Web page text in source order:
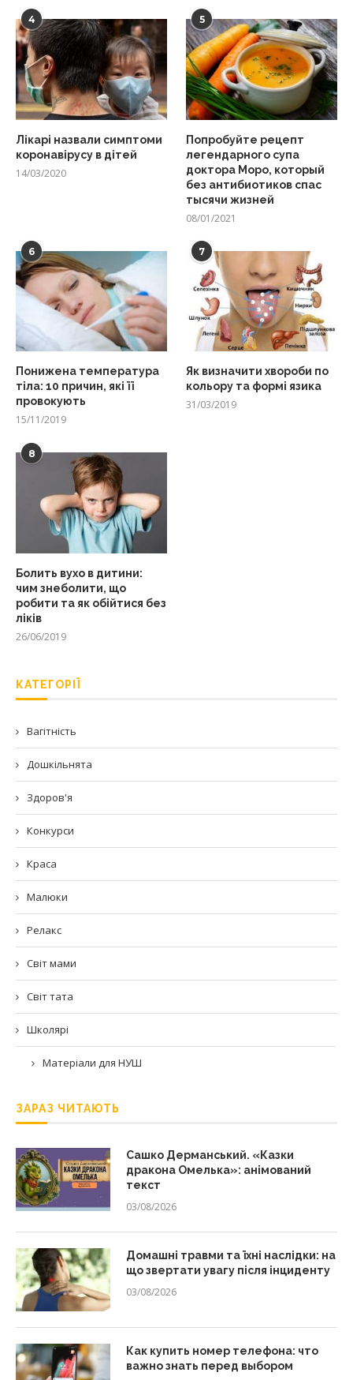
4
Лікарі назвали симптоми
коронавірусу в дітей
14/03/2020
5
Попробуйте рецепт
легендарного супа
доктора Моро, который
без антибиотиков спас
тысячи жизней
08/01/2021
6
Понижена температура
тіла: 10 причин, які її
провокують
15/11/2019
7
Як визначити хвороби по
кольору та формі язика
31/03/2019
8
Болить вухо в дитини:
чим знеболити, що
робити та як обійтися без
ліків
26/06/2019
КАТЕГОРІЇ
Вагітність
Дошкільнята
Здоров'я
Конкурси
Краса
Малюки
Релакс
Світ мами
Світ тата
Школярі
Матеріали для НУШ
ЗАРАЗ ЧИТАЮТЬ
Сашко Дерманський. «Казки
дракона Омелька»: анімований
текст
03/08/2026
Домашні травми та їхні наслідки: на
що звертати увагу після інциденту
03/08/2026
Как купить номер телефона: что
важно знать перед выбором